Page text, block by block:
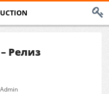
Релиз
Аdmin